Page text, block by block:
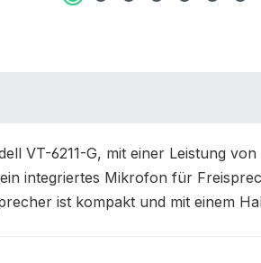
VT-6211-G, mit einer Leistung
integriertes Mikrofon für
ist kompakt und mit einem